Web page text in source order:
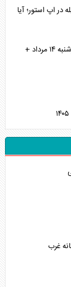
در اپ استور؛ آیا
آخرین قیمت دلار، یورو و سایر ارز‌ها امروز چهارشنبه ۱۴ مرداد +
غرب